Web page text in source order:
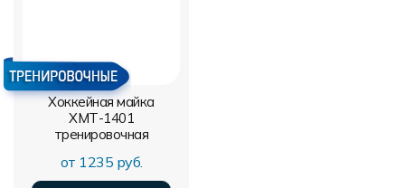
Хоккейная майка
ХМТ-1401
тренировочная
от 1235 руб.